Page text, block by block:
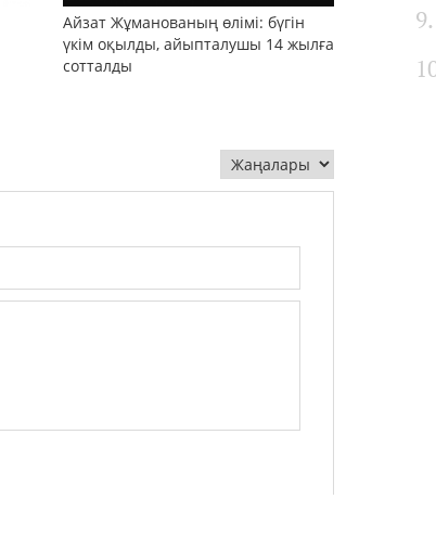
Айзат Жұманованың өлімі: бүгін
үкім оқылды, айыпталушы 14 жылға
сотталды